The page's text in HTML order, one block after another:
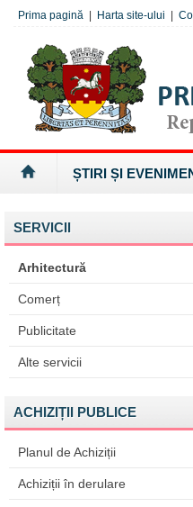
Prima pagină Harta site-ului
ȘTIRI ȘI
SERVICII
Arhitectură
Comerț
Publicitate
Alte servicii
ACHIZIȚII PUBLICE
Planul de Achiziții
Achiziții în derulare